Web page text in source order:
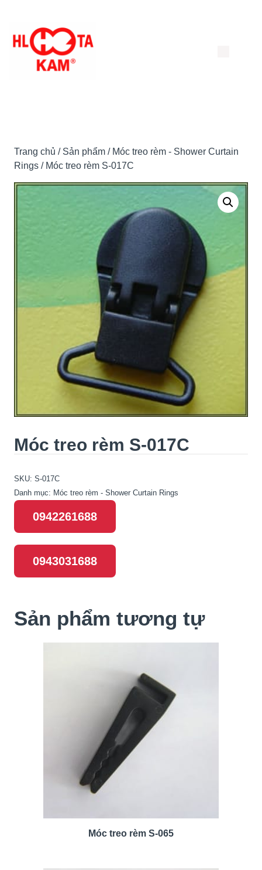
đến
Trang chủ / Sản phẩm / Móc treo rèm - Shower Curtain
Rings / Móc treo rèm S-017C
Móc treo rèm S-017C
SKU: S-017C
Danh mục: Móc treo rèm - Shower Curtain Rings
0942261688
0943031688
Sản phẩm tương tự
Móc treo rèm S-065